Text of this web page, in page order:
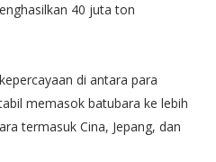
40 juta ton
di antara para
memasok batubara ke lebih
termasuk Cina, Jepang, dan